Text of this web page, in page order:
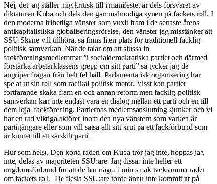
Nej, det jag ställer mig kritisk till i manifestet är dels försvaret av
diktaturen Kuba och dels den gammalmodiga synen på fackets roll. I
den moderna frihetliga vänster som vuxit fram i de senaste årens
antikapitalistiska globaliseringsrörelse, den vänster jag misstänker att
SSU Skåne vill tillhöra, så finns liten plats för traditionell facklig-
politisk samverkan. När de talar om att slussa in
fackföreningsmedlemmar ”i socialdemokratiska partiet och därmed
förstärka arbetarklassens grepp om sitt parti” så tycker jag de
angriper frågan från helt fel håll. Parlamentarisk organisering har
spelat ut sin roll som radikal politisk motor. Visst kan partier
fortfarande skaka fram en och annan reform men facklig-politisk
samverkan kan inte endast vara en dialog mellan ett parti och en till
dem lojal fackförening. Partiernas medlemsanslutning sjunker och vi
har en rad viktiga aktörer inom den nya vänstern som varken är
partigängare eller som vill satsa allt sitt krut på ett fackförbund som
är knutet till ett särskilt parti.
Hur som helst. Den korta raden om Kuba tror jag inte, hoppas jag
inte, delas av majoriteten SSU:are. Jag dissar inte heller ett
ungdomsförbund för att de har några i min smak tveksamma rader
om fackets roll. De flesta SSU:are torde ännu inte kommit ut på